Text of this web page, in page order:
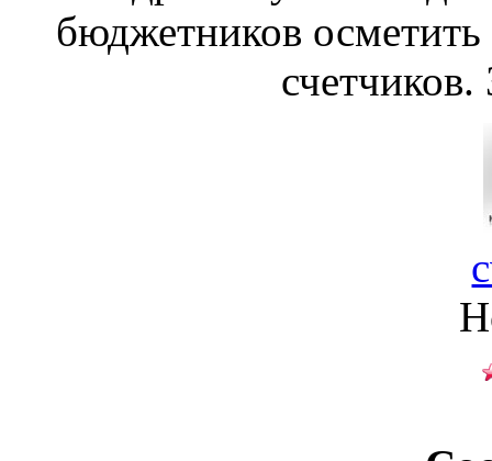
бюджетников
счетчиков.